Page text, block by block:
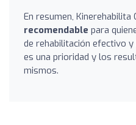
En resumen, Kinerehabilita
recomendable para
de rehabilitación efectivo
es una prioridad y los
mismos.